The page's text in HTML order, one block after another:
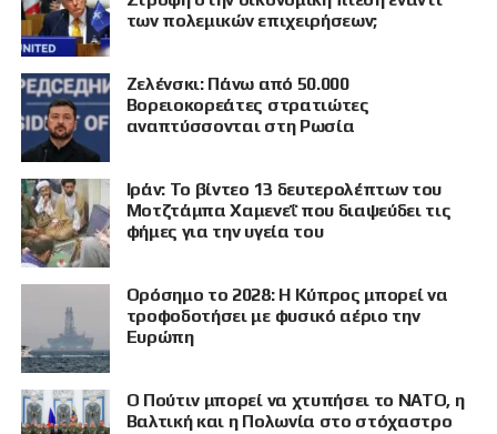
των πολεμικών επιχειρήσεων;
Ζελένσκι: Πάνω από 50.000
Βορειοκορεάτες στρατιώτες
αναπτύσσονται στη Ρωσία
Ιράν: Το βίντεο 13 δευτερολέπτων του
Μοτζτάμπα Χαμενεΐ που διαψεύδει τις
φήμες για την υγεία του
Ορόσημο το 2028: Η Κύπρος μπορεί να
τροφοδοτήσει με φυσικό αέριο την
Ευρώπη
Ο Πούτιν μπορεί να χτυπήσει το ΝΑΤΟ, η
Βαλτική και η Πολωνία στο στόχαστρο